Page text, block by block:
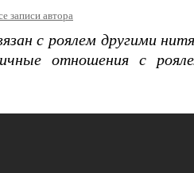
записи автора
с роялем другими
отношения с